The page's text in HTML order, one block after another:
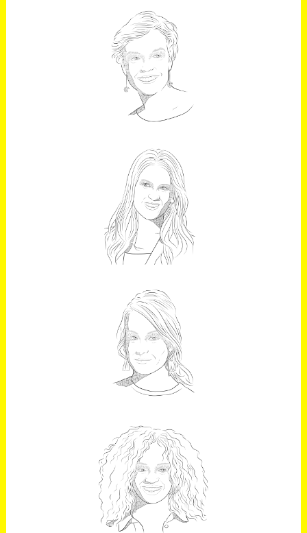
CRISTINA
VILLANUEVA
Periodista y curator de Forbes
Summit Women
CRISTINA PAMPÍN
Periodista y conductora de la jornada
LYDIA VALENTÍN
Deportista en halterofilia, campeona
Olímpica Mundial y Europea
BERTA VÁZQUEZ
ACTRIZ